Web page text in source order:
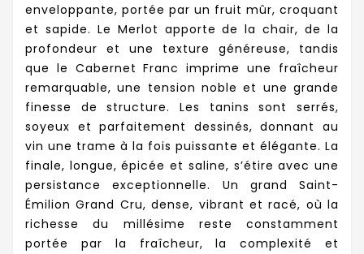
enveloppante, portée par un fruit mûr, croquant
et sapide. Le Merlot apporte de la chair, de la
profondeur et une texture généreuse, tandis
que le Cabernet Franc imprime une fraîcheur
remarquable, une tension noble et une grande
finesse de structure. Les tanins sont serrés,
soyeux et parfaitement dessinés, donnant au
vin une trame à la fois puissante et élégante. La
finale, longue, épicée et saline, s’étire avec une
persistance exceptionnelle. Un grand Saint-
Émilion Grand Cru, dense, vibrant et racé, où la
richesse du millésime reste constamment
portée par la fraîcheur, la complexité et